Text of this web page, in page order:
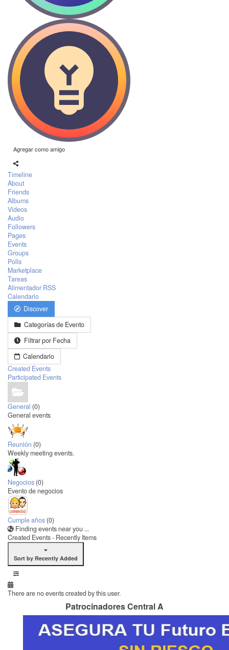
Agregar como amigo
Timeline
About
Friends
Albums
Videos
Audio
Followers
Pages
Events
Groups
Polls
Marketplace
Tareas
Alimentador RSS
Calendario
Discover
Categorías de Evento
Filtrar por Fecha
Calendario
Created Events
Participated Events
General (0)
General events
Reunión (0)
Weekly meeting events.
Negocios (0)
Evento de negocios
Cumple años (0)
Finding events near you ...
Created Events - Recently Items
Sort by Recently Added
There are no events created by this user.
Patrocinadores Central A